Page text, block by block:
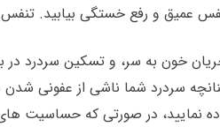
عمیق و رفع خستگی بیابید.
به سر، و تسکین سردرد در
چنانچه سردرد شما ناشی از
نمایید، در صورتی که